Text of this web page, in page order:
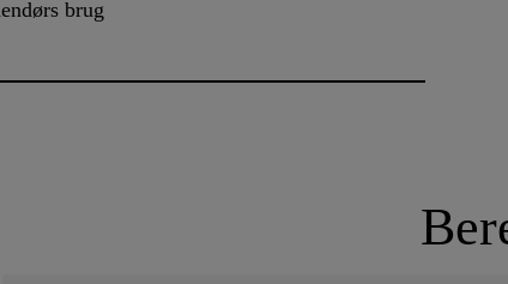
brug